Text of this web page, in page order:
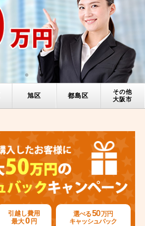
旭区 都島区
その他
大阪市
引越し費用
最大0 円
選べる50万円
キャッシュバック